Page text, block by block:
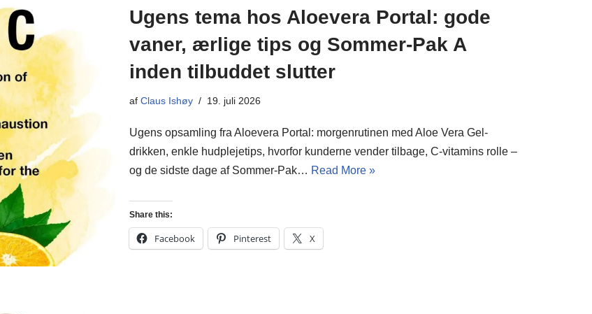
Ugens tema hos Aloevera Portal: gode
vaner, ærlige tips og Sommer-Pak A
inden tilbuddet slutter
af Claus Ishøy 19. juli 2026
Ugens opsamling fra Aloevera Portal: morgenrutinen med Aloe Vera Gel-
drikken, enkle hudplejetips, hvorfor kunderne vender tilbage, C-vitamins rolle –
og de sidste dage af Sommer-Pak… Read More »
Share this:
Facebook Pinterest X